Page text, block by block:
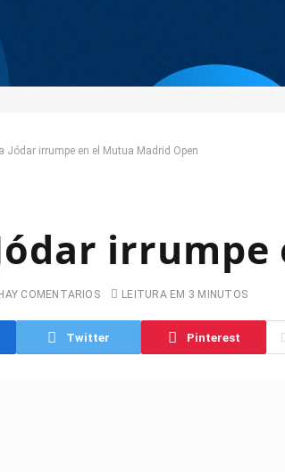
Jódar irrumpe en el Mutua Madrid Open
COMENTARIOS LEITURA EM 3 MINUTOS
Twitter Pinterest